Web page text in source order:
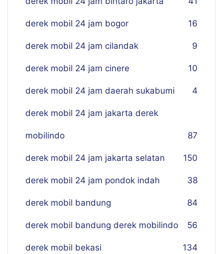
derek mobil 24 jam bogor 16
derek mobil 24 jam cilandak 9
derek mobil 24 jam cinere 10
derek mobil 24 jam daerah sukabumi 4
derek mobil 24 jam jakarta derek
mobilindo 87
derek mobil 24 jam jakarta selatan 150
derek mobil 24 jam pondok indah 38
derek mobil bandung 84
derek mobil bandung derek mobilindo 56
derek mobil bekasi 134